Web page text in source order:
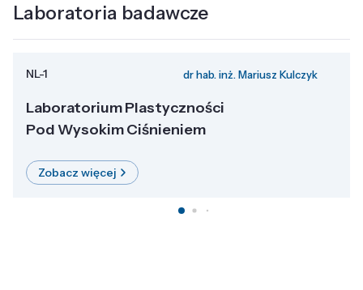
Laboratoria badawcze
NL-1 dr hab. inż. Mariusz Kulczyk
Laboratorium Plastyczności
Pod Wysokim Ciśnieniem
Zobacz więcej